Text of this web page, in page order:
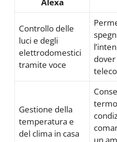
Alexa
Controllo delle
luci e degli
elettrodomestici
tramite voce
Gestione della
temperatura e
del clima in casa